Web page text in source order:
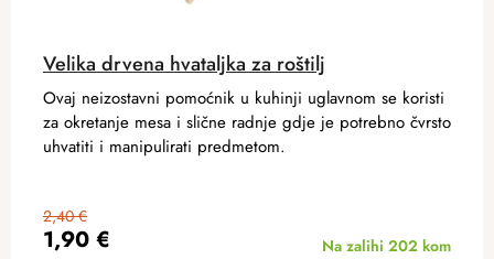
Velika drvena hvataljka za roštilj
1,90 €
2,40 €
Na zalihi 202 kom
Ovaj neizostavni pomoćnik u kuhinji uglavnom se koristi
za okretanje mesa i slične radnje gdje je potrebno čvrsto
uhvatiti i manipulirati predmetom.